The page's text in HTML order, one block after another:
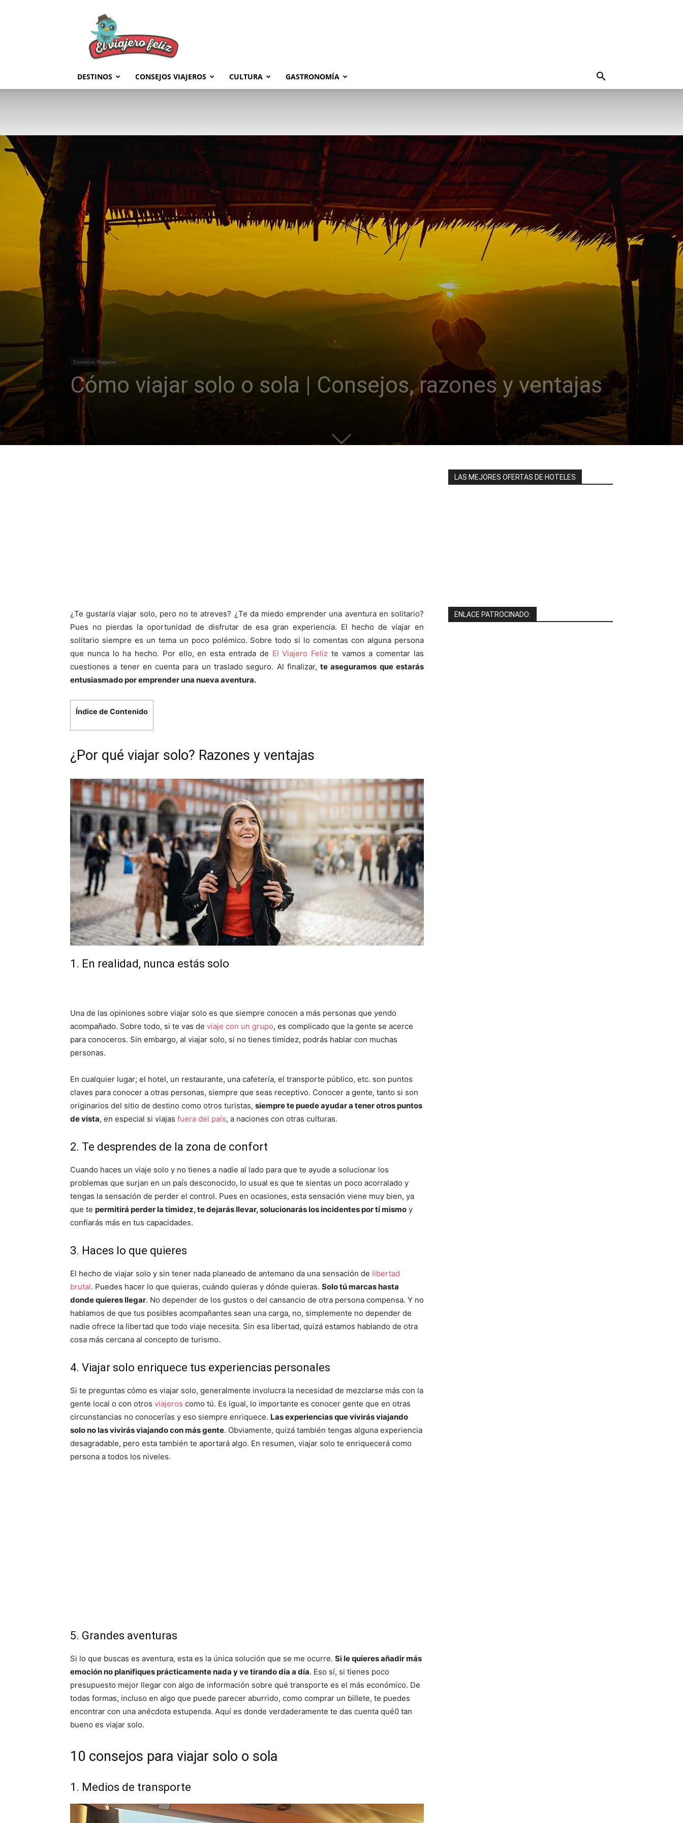
Feliz
DESTINOS CONSEJOS VIAJEROS CULTURA GASTRONOMÍA
Consejos Viajeros
Cómo viajar solo o sola | Consejos, razones y ventajas
¿Te gustaría viajar solo, pero no te atreves? ¿Te da miedo emprender una aventura en solitario?
Pues no pierdas la oportunidad de disfrutar de esa gran experiencia. El hecho de viajar en
solitario siempre es un tema un poco polémico. Sobre todo si lo comentas con alguna persona
que nunca lo ha hecho. Por ello, en esta entrada de El Viajero Feliz te vamos a comentar las
cuestiones a tener en cuenta para un traslado seguro. Al finalizar,te aseguramos que estarás
entusiasmado por emprender una nueva aventura.
Índice de Contenido
¿Por qué viajar solo? Razones y ventajas
1. En realidad, nunca estás solo
Una de las opiniones sobre viajar solo es que siempre conocen a más personas que yendo
acompañado. Sobre todo, si te vas de viaje con un grupo, es complicado que la gente se acerce
para conoceros. Sin embargo, al viajar solo, si no tienes timidez, podrás hablar con muchas
personas.
En cualquier lugar; el hotel, un restaurante, una cafetería, el transporte público, etc. son puntos
claves para conocer a otras personas, siempre que seas receptivo. Conocer a gente, tanto si son
originarios del sitio de destino como otros turistas, siempre te puede ayudar a tener otros puntos
de vista, en especial si viajas fuera del país, a naciones con otras culturas.
2. Te desprendes de la zona de confort
Cuando haces un viaje solo y no tienes a nadie al lado para que te ayude a solucionar los
problemas que surjan en un país desconocido, lo usual es que te sientas un poco acorralado y
tengas la sensación de perder el control. Pues en ocasiones, esta sensación viene muy bien, ya
que te permitirá perder la timidez, te dejarás llevar, solucionarás los incidentes por tí mismo y
confiarás más en tus capacidades.
3. Haces lo que quieres
El hecho de viajar solo y sin tener nada planeado de antemano da una sensación de libertad
brutal. Puedes hacer lo que quieras, cuándo quieras y dónde quieras. Solo tú marcas hasta
donde quieres llegar. No depender de los gustos o del cansancio de otra persona compensa. Y no
hablamos de que tus posibles acompañantes sean una carga, no, simplemente no depender de
nadie ofrece la libertad que todo viaje necesita. Sin esa libertad, quizá estamos hablando de otra
cosa más cercana al concepto de turismo.
4. Viajar solo enriquece tus experiencias personales
Si te preguntas cómo es viajar solo, generalmente involucra la necesidad de mezclarse más con la
gente local o con otros viajeros como tú. Es igual, lo importante es conocer gente que en otras
circunstancias no conocerías y eso siempre enriquece. Las experiencias que vivirás viajando
solo no las vivirás viajando con más gente. Obviamente, quizá también tengas alguna experiencia
desagradable, pero esta también te aportará algo. En resumen, viajar solo te enriquecerá como
persona a todos los niveles.
5. Grandes aventuras
Si lo que buscas es aventura, esta es la única solución que se me ocurre. Si le quieres añadir más
emoción no planifiques prácticamente nada y ve tirando día a día. Eso sí, si tienes poco
presupuesto mejor llegar con algo de información sobre qué transporte es el más económico. De
todas formas, incluso en algo que puede parecer aburrido, como comprar un billete, te puedes
encontrar con una anécdota estupenda. Aquí es donde verdaderamente te das cuenta qué0 tan
bueno es viajar solo.
10 consejos para viajar solo o sola
1. Medios de transporte
LAS MEJORES OFERTAS DE HOTELES
ENLACE PATROCINADO: